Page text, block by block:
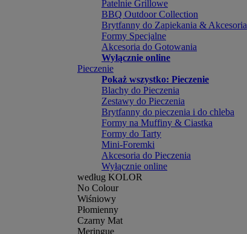
Patelnie Grillowe
BBQ Outdoor Collection
Brytfanny do Zapiekania & Akcesoria
Formy Specjalne
Akcesoria do Gotowania
Wyłącznie online
Pieczenie
Pokaż wszystko: Pieczenie
Blachy do Pieczenia
Zestawy do Pieczenia
Brytfanny do pieczenia i do chleba
Formy na Muffiny & Ciastka
Formy do Tarty
Mini-Foremki
Akcesoria do Pieczenia
Wyłącznie online
według KOLOR
No Colour
Wiśniowy
Płomienny
Czarny Mat
Meringue